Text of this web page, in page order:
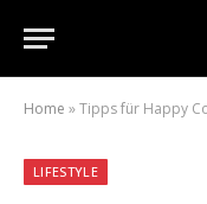
Home »Tipps für Happy Color
LIFESTYLE